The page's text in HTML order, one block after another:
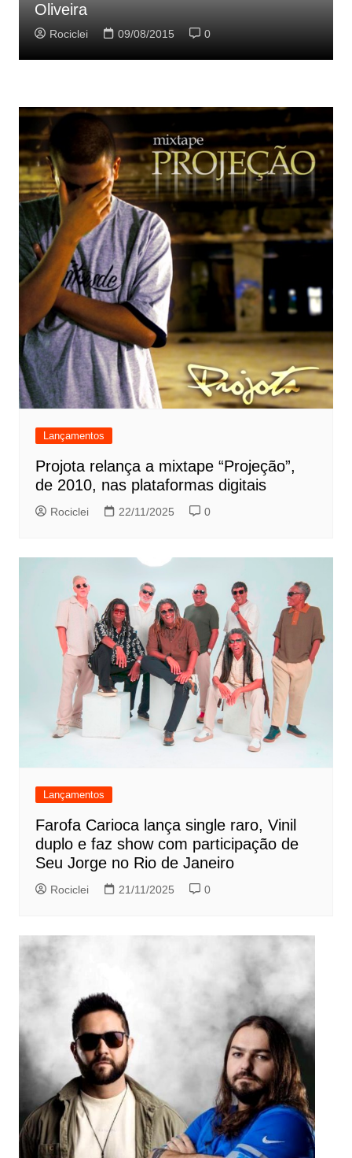
Oliveira
Rociclei 09/08/2015 0
Lançamentos
Projota relança a mixtape “Projeção”,
de 2010, nas plataformas digitais
Rociclei 22/11/2025 0
Lançamentos
Farofa Carioca lança single raro, Vinil
duplo e faz show com participação de
Seu Jorge no Rio de Janeiro
Rociclei 21/11/2025 0